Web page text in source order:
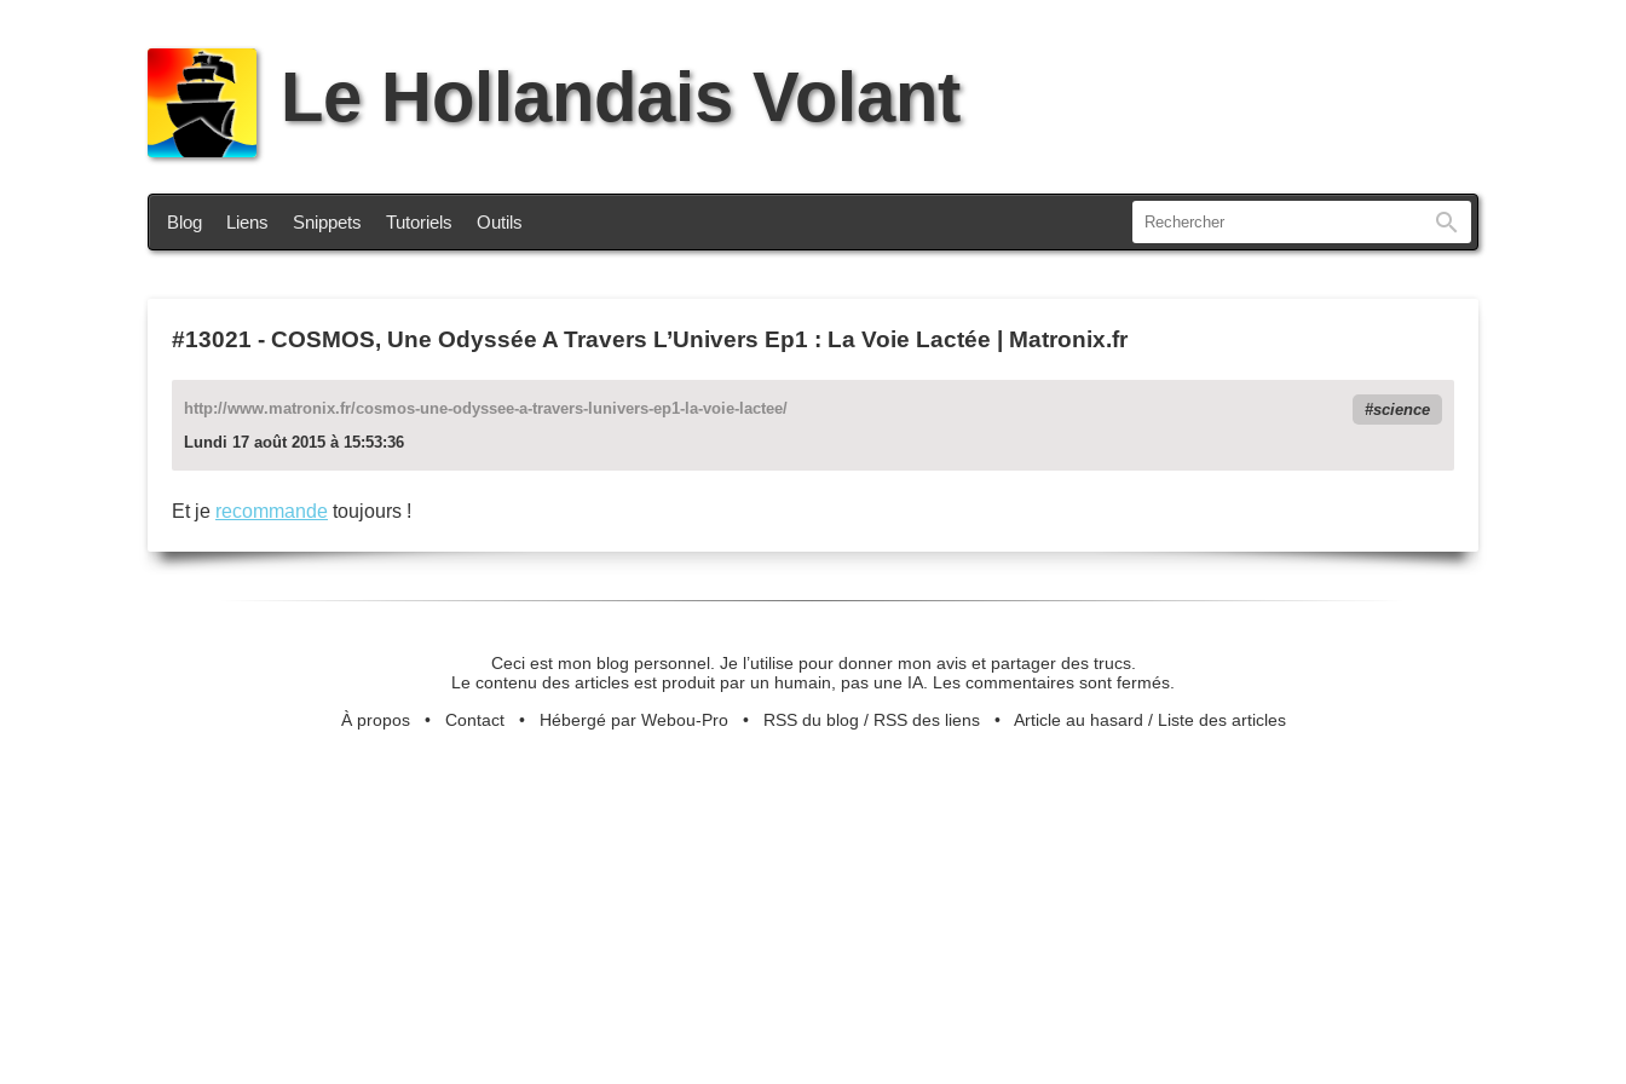
Le Hollandais Volant
Blog Liens Snippets Tutoriels Outils
#13021 - COSMOS, Une Odyssée A Travers L’Univers Ep1 : La Voie Lactée | Matronix.fr
http://www.matronix.fr/cosmos-une-odyssee-a-travers-lunivers-ep1-la-voie-lactee/
science
Lundi 17 août 2015 à 15:53:36
Et je recommande toujours !
Ceci est mon blog personnel. Je l’utilise pour donner mon avis et partager des trucs.
Le contenu des articles est produit par un humain, pas une IA. Les commentaires sont fermés.
À propos• Contact• Hébergé par Webou-Pro• RSS du blog / RSS des liens• Article au hasard / Liste des articles